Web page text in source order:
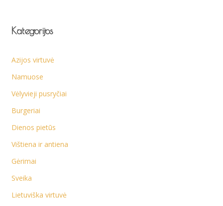
Kategorijos
Azijos virtuvė
Namuose
Vėlyvieji pusryčiai
Burgeriai
Dienos pietūs
Vištiena ir antiena
Gėrimai
Sveika
Lietuviška virtuvė